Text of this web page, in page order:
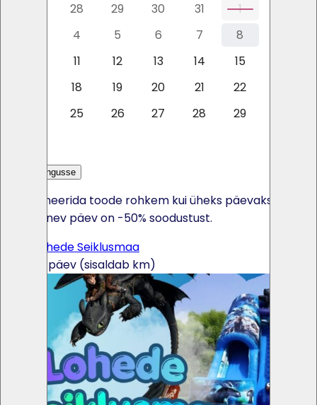
28 29 30 31 1
4 5 6 7 8
11 12 13 14 15
18 19 20 21 22
25 26 27 28 29
Lisa päringusse
Kui broneerida toode rohkem kui üheks päevaks, siis
iga järgnev päev on -50% soodustust.
UUS! Lohede Seiklusmaa
500€ / päev (sisaldab km)